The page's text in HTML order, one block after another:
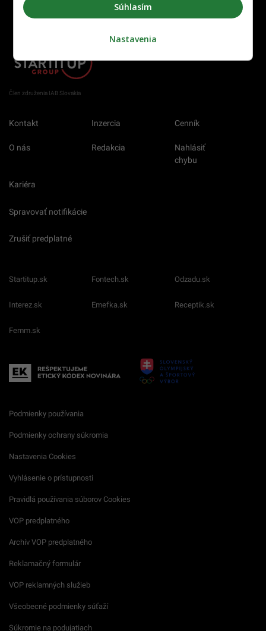
Člen združenia IAB Slovakia
Kontakt Inzercia Cenník
O nás Redakcia
Nahlásiť
chybu
Kariéra
Spravovať notifikácie
Zrušiť predplatné
Startitup.sk Fontech.sk Odzadu.sk
Interez.sk Emefka.sk Receptik.sk
Femm.sk
Podmienky používania
Podmienky ochrany súkromia
Nastavenia Cookies
Vyhlásenie o prístupnosti
Pravidlá používania súborov Cookies
VOP predplatného
Archív VOP predplatného
Reklamačný formulár
VOP reklamných služieb
Všeobecné podmienky súťaží
Súkromie na podujatiach
Súhlasím
Nastavenia